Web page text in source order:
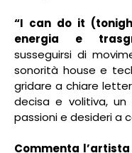
“I can do it
energia e
susseguirsi di
sonorità house e
gridare a chiare
decisa e volitiva, un
passioni e desideri a
Commenta